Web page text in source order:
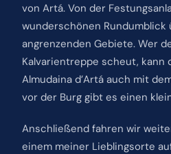
von Artá. Von der
wunderschönen Rundumblick
angrenzenden Gebiete. Wer
Kalvarientreppe scheut, kann
Almudaina d’Artá auch mit
vor der Burg gibt es einen
Anschließend fahren wir
einem meiner Lieblingsorte